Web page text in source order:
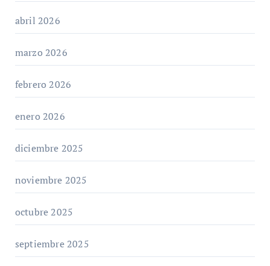
abril 2026
marzo 2026
febrero 2026
enero 2026
diciembre 2025
noviembre 2025
octubre 2025
septiembre 2025